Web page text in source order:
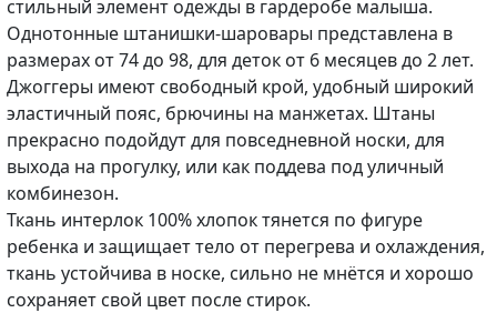
стильный элемент одежды в гардеробе малыша.
Однотонные штанишки-шаровары представлена в
размерах от 74 до 98, для деток от 6 месяцев до 2 лет.
Джоггеры имеют свободный крой, удобный широкий
эластичный пояс, брючины на манжетах. Штаны
прекрасно подойдут для повседневной носки, для
выхода на прогулку, или как поддева под уличный
комбинезон.
Ткань интерлок 100% хлопок тянется по фигуре
ребенка и защищает тело от перегрева и охлаждения,
ткань устойчива в носке, сильно не мнётся и хорошо
сохраняет свой цвет после стирок.